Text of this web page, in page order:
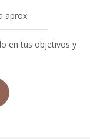
aprox.
en tus objetivos y